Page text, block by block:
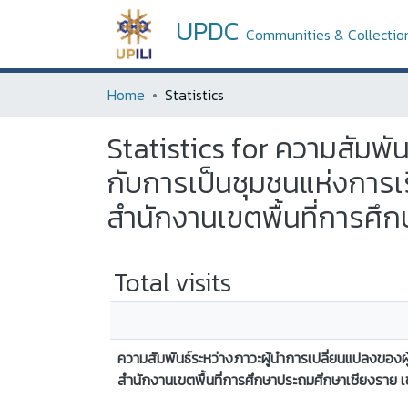
UPDC Communities &
Home Statistics
Statistics for ความสัมพั
กับการเป็นชุมชนแห่งกา
สำนักงานเขตพื้นที่การศึก
Total visits
ความสัมพันธ์ระหว่างภาวะผู้นำการเปลี่ยนแปลงข
สำนักงานเขตพื้นที่การศึกษาประถมศึกษาเชียงราย